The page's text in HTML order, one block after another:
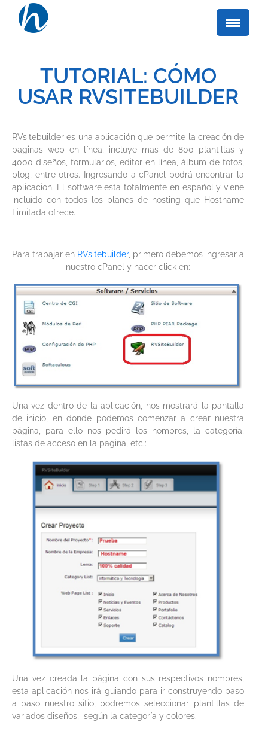
TUTORIAL: CÓMO
USAR RVSITEBUILDER
RVsitebuilder es una aplicación que permite la creación de
paginas web en línea, incluye mas de 800 plantillas y
4000 diseños, formularios, editor en línea, álbum de fotos,
blog, entre otros. Ingresando a cPanel podrá encontrar la
aplicacion. El software esta totalmente en español y viene
incluído con todos los planes de hosting que Hostname
Limitada ofrece.
Para trabajar en RVsitebuilder, primero debemos ingresar a
nuestro cPanel y hacer click en:
Una vez dentro de la aplicación, nos mostrará la pantalla
de inicio, en donde podemos comenzar a crear nuestra
página, para ello nos pedirá los nombres, la categoría,
listas de acceso en la pagina, etc.:
Una vez creada la página con sus respectivos nombres,
esta aplicación nos irá guiando para ir construyendo paso
a paso nuestro sitio, podremos seleccionar plantillas de
variados diseños, según la categoría y colores.